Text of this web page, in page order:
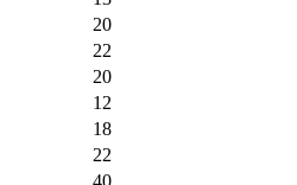
20
22
20
12
18
22
40